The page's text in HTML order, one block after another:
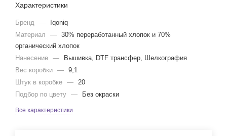
Характеристики
Бренд —
Iqoniq
Материал
— 30% переработанный хлопок и 70%
органический хлопок
Нанесение —
Вышивка, DTF трансфер, Шелкография
Вес коробки — 9,1
Штук в коробке — 20
Подбор по цвету — Без окраски
Все характеристики